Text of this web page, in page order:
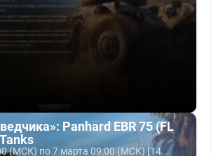
Panhard EBR 75 (FL
(МСК) по 7 марта 09:00 (МСК) [14...